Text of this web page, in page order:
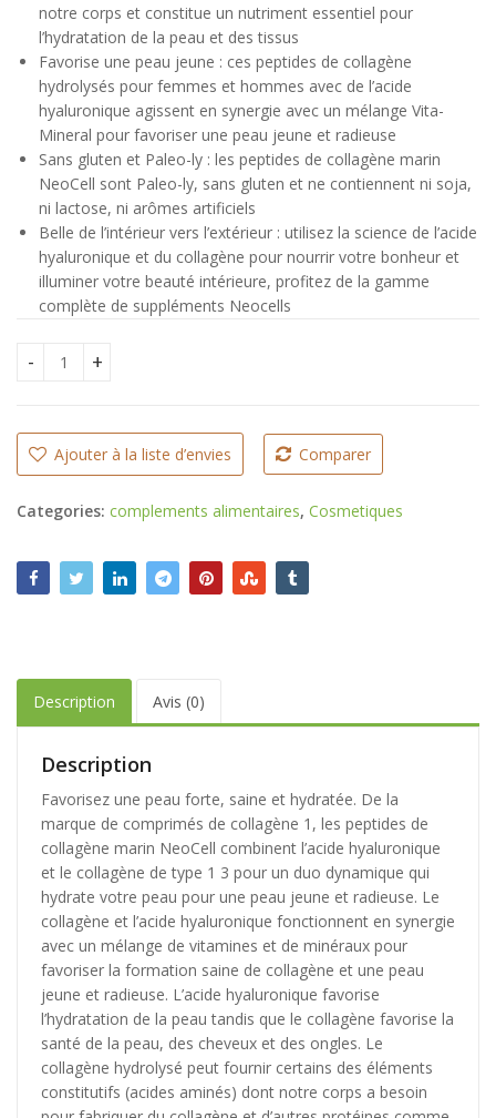
notre corps et constitue un nutriment essentiel pour
l’hydratation de la peau et des tissus
Favorise une peau jeune : ces peptides de collagène
hydrolysés pour femmes et hommes avec de l’acide
hyaluronique agissent en synergie avec un mélange Vita-
Mineral pour favoriser une peau jeune et radieuse
Sans gluten et Paleo-ly : les peptides de collagène marin
NeoCell sont Paleo-ly, sans gluten et ne contiennent ni soja,
ni lactose, ni arômes artificiels
Belle de l’intérieur vers l’extérieur : utilisez la science de l’acide
hyaluronique et du collagène pour nourrir votre bonheur et
illuminer votre beauté intérieure, profitez de la gamme
complète de suppléments Neocells
Gélules de collagen et d'acide hyaluronique Neocell, 120
Ajouter à la liste d’envies Comparer
Categories: complements alimentaires, Cosmetiques
Description Avis (0)
Description
Favorisez une peau forte, saine et hydratée. De la
marque de comprimés de collagène 1, les peptides de
collagène marin NeoCell combinent l’acide hyaluronique
et le collagène de type 1 3 pour un duo dynamique qui
hydrate votre peau pour une peau jeune et radieuse. Le
collagène et l’acide hyaluronique fonctionnent en synergie
avec un mélange de vitamines et de minéraux pour
favoriser la formation saine de collagène et une peau
jeune et radieuse. L’acide hyaluronique favorise
l’hydratation de la peau tandis que le collagène favorise la
santé de la peau, des cheveux et des ongles. Le
collagène hydrolysé peut fournir certains des éléments
constitutifs (acides aminés) dont notre corps a besoin